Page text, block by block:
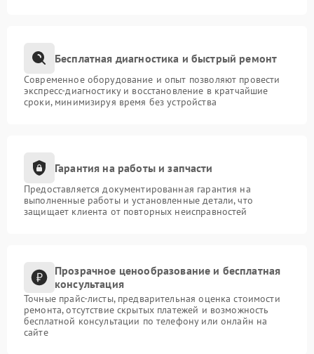
Бесплатная диагностика и быстрый ремонт
Современное оборудование и опыт позволяют провести
экспресс-диагностику и восстановление в кратчайшие
сроки, минимизируя время без устройства
Гарантия на работы и запчасти
Предоставляется документированная гарантия на
выполненные работы и установленные детали, что
защищает клиента от повторных неисправностей
Прозрачное ценообразование и бесплатная
консультация
Точные прайс-листы, предварительная оценка стоимости
ремонта, отсутствие скрытых платежей и возможность
бесплатной консультации по телефону или онлайн на
сайте